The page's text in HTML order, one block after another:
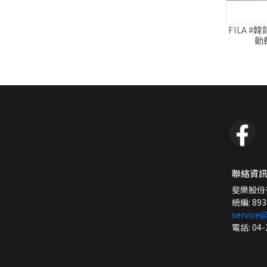
FILA #韓
動
聯絡資訊
斐樂股
統編:
電話: